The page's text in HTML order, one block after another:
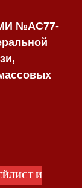
№AC77-
И